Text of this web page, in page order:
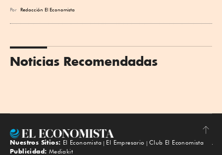
Por Redacción El Economista
Noticias Recomendadas
Subir
Nuestros Sitios: El Economista El Empresario
Club El Economista
Publicidad: Mediakit